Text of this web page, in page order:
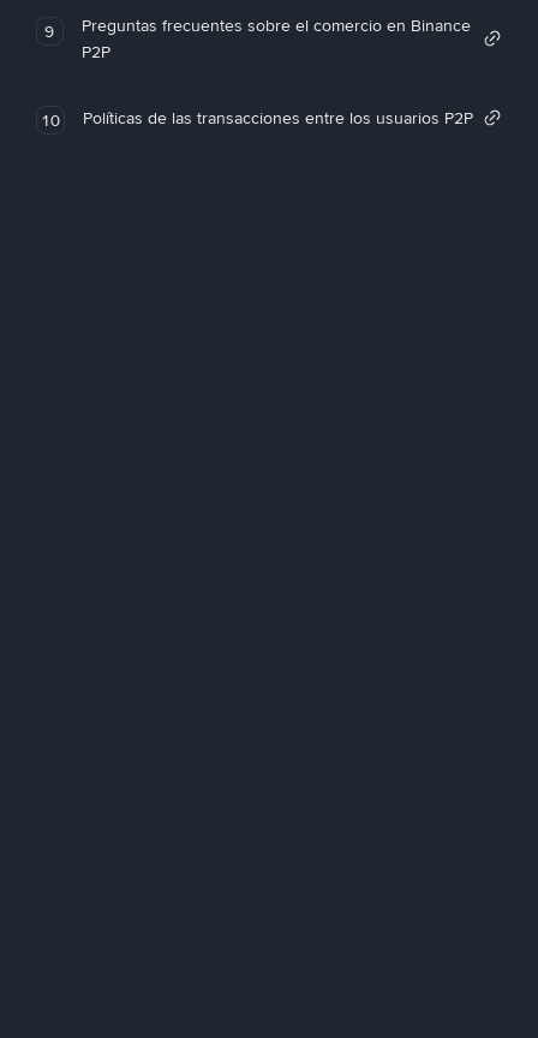
9
Preguntas frecuentes sobre el comercio en Binance
P2P
10 Políticas de las transacciones entre los usuarios P2P